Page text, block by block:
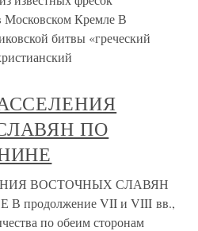
Московском Кремле В
битвы «греческий
ПО
ВОСТОЧНЫХ СЛАВЯН
продолжение VII и VIII вв.,
по обеим сторонам